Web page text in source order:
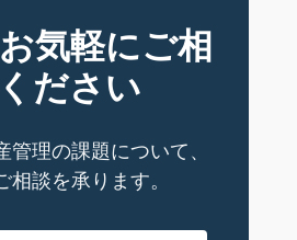
気軽にご相
ださい
管理の課題について、
相談を承ります。